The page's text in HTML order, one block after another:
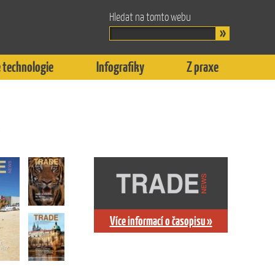
Hledat na tomto webu
technologie Infografiky Z praxe
Více informací o časopisu »